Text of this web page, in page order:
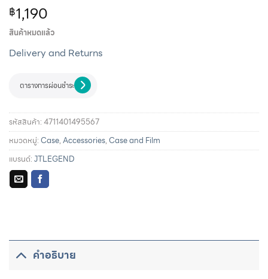
฿1,190
สินค้าหมดแล้ว
Delivery and Returns
ตารางการผ่อนชำระ
รหัสสินค้า:4711401495567
หมวดหมู่:Case,Accessories,Case and Film
แบรนด์:JTLEGEND
คำอธิบาย